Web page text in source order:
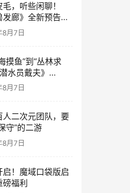
，听些闲聊！
发廊》全新预告与
费试玩公开
月7日
摸鱼”到“丛林求
水员戴夫》
丛林》移动端定档
月7日
人二次元团队，要
守”的二游
月7日
启！魔域口袋版启
磅福利